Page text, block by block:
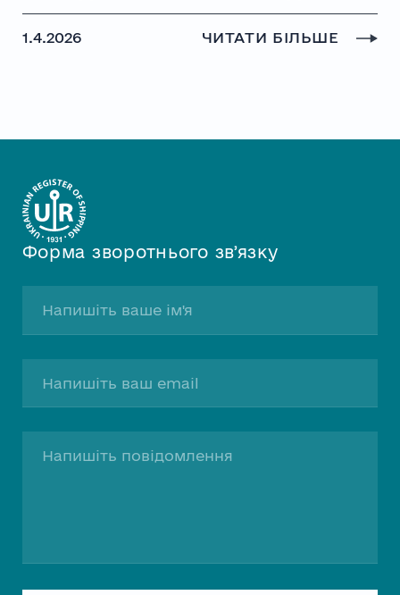
1.4.2026 ЧИТАТИ БІЛЬШЕ
Форма зворотнього звʼязку